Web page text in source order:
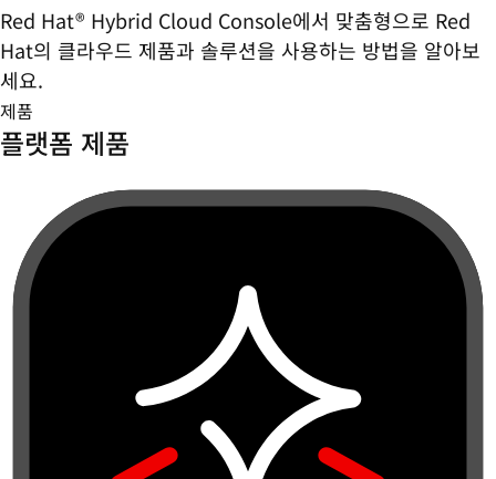
Red Hat® Hybrid Cloud Console에서 맞춤형으로 Red
Hat의 클라우드 제품과 솔루션을 사용하는 방법을 알아보
세요.
제품
플랫폼 제품